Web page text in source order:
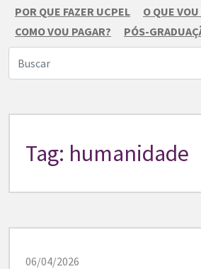
POR QUE FAZER UCPEL
O QUE
COMO VOU PAGAR?
PÓS-
Tag: humanidade
06/04/2026